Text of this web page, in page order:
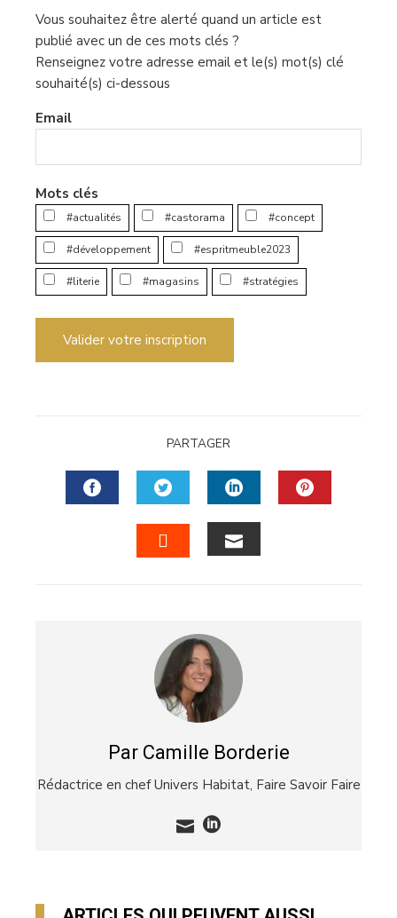
Vous souhaitez être alerté quand un article est
publié avec un de ces mots clés ?
Renseignez votre adresse email et le(s) mot(s) clé
souhaité(s) ci-dessous
Email
Mots clés
#actualités #castorama #concept
#développement #espritmeuble2023
#literie #magasins #stratégies
Valider votre inscription
PARTAGER
FACEBOOKTWITTERLINKEDIN
Par Camille Borderie
Rédactrice en chef Univers Habitat, Faire Savoir Faire